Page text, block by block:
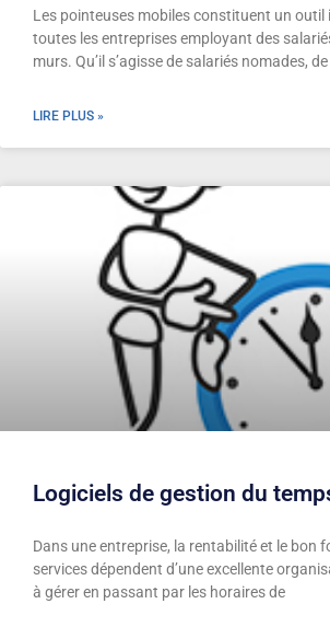
Les pointeuses mobiles constituent un outil
toutes les entreprises employant des
murs. Qu’il s’agisse de salariés nomades,
LIRE PLUS »
Logiciels de gestion du
Dans une entreprise, la rentabilité et le bon
services dépendent d’une excellente
à gérer en passant par les horaires de